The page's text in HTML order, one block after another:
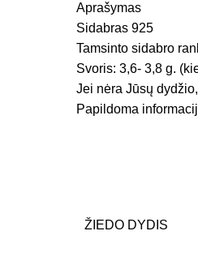
Aprašymas
Sidabras 925
Tamsinto sidabro
Svoris: 3,6- 3,8 g.
Jei nėra Jūsų
Papildoma
ŽIEDO DYDIS